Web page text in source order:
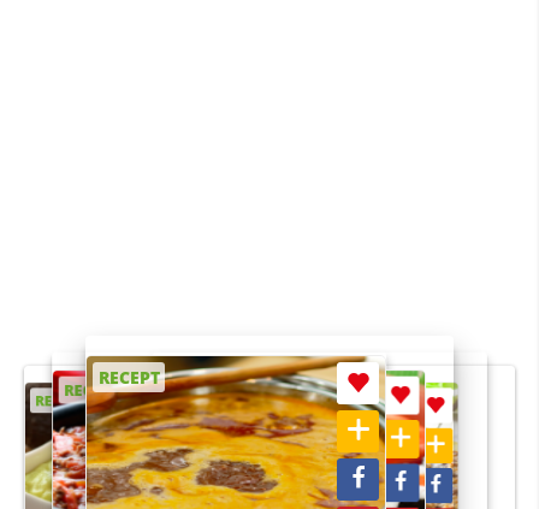
RECEPT
RECEPT
RECEPT
RECEPT
RECEPT